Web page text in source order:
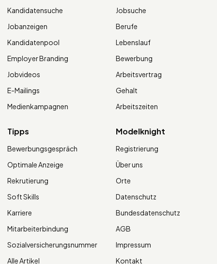
Kandidatensuche
Jobanzeigen
Kandidatenpool
Employer Branding
Jobvideos
E-Mailings
Medienkampagnen
Jobsuche
Berufe
Lebenslauf
Bewerbung
Arbeitsvertrag
Gehalt
Arbeitszeiten
Tipps
Bewerbungsgespräch
Optimale Anzeige
Rekrutierung
Soft Skills
Karriere
Mitarbeiterbindung
Sozialversicherungsnummer
Alle Artikel
Modelknight
Registrierung
Über uns
Orte
Datenschutz
Bundesdatenschutz
AGB
Impressum
Kontakt